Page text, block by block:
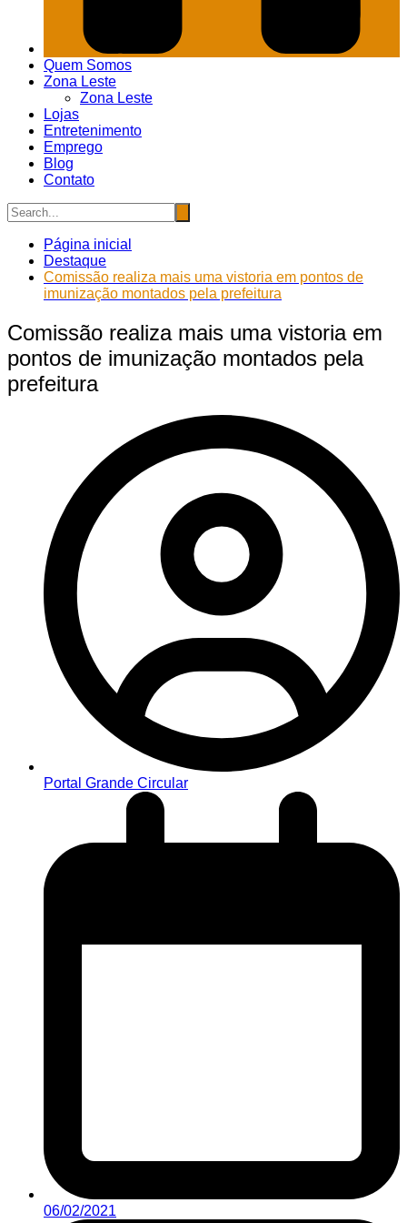
Quem Somos
Zona Leste
Zona Leste
Lojas
Entretenimento
Emprego
Blog
Contato
Página inicial
Destaque
Comissão realiza mais uma vistoria em pontos de
imunização montados pela prefeitura
Comissão realiza mais uma vistoria em
pontos de imunização montados pela
prefeitura
Portal Grande Circular
06/02/2021